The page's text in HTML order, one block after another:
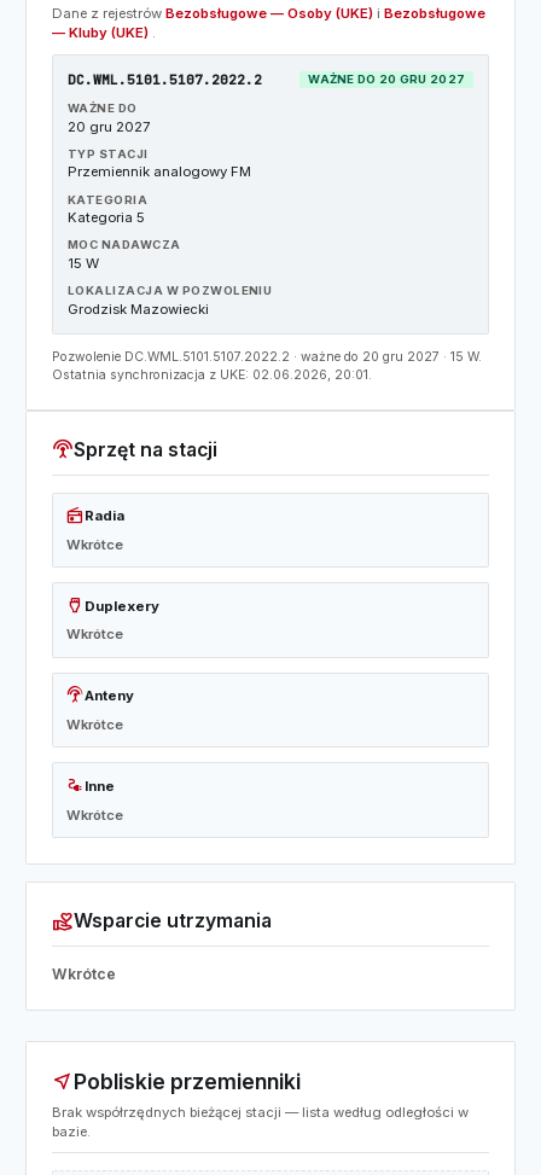
Dane z rejestrów Bezobsługowe — Osoby (UKE) i Bezobsługowe
— Kluby (UKE) .
DC.WML.5101.5107.2022.2 WAŻNE DO 20 GRU 2027
WAŻNE DO
20 gru 2027
TYP STACJI
Przemiennik analogowy FM
KATEGORIA
Kategoria 5
MOC NADAWCZA
15 W
LOKALIZACJA W POZWOLENIU
Grodzisk Mazowiecki
Pozwolenie DC.WML.5101.5107.2022.2 · ważne do 20 gru 2027 · 15 W.
Ostatnia synchronizacja z UKE: 02.06.2026, 20:01.
settings_input_antennaSprzęt na stacji
radioRadia
Wkrótce
settings_input_hdmi Duplexery
Wkrótce
settings_input_antennaAnteny
Wkrótce
electrical_services Inne
Wkrótce
volunteer_activismWsparcie utrzymania
Wkrótce
near_mePobliskie przemienniki
Brak współrzędnych bieżącej stacji — lista według odległości w
bazie.